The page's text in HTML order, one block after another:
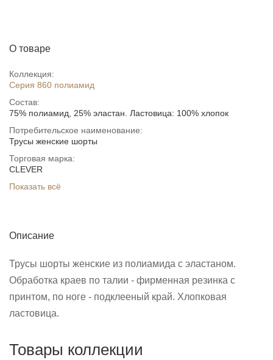
О товаре
Коллекция:
Серия 860 полиамид
Состав:
75% полиамид, 25% эластан. Ластовица: 100% хлопок
Потребительское наименование:
Трусы женские шорты
Торговая марка:
CLEVER
Показать всё
Описание
Трусы шорты женские из полиамида с эластаном.
Обработка краев по талии - фирменная резинка с
принтом, по ноге - подклееный край. Хлопковая
ластовица.
Товары коллекции